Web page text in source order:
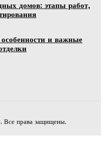
домов: этапы работ,
и важные
права защищены.